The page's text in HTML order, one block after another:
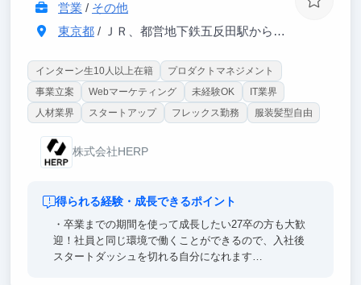
営業 / その他
東京都/ ＪＲ、都営地下鉄五反田駅から徒歩1分
インターン生10人以上在籍
プロダクトマネジメント
事業立案
Webマーケティング 未経験OK
IT業界
人材業界
スタートアップ フレックス勤務 服装髪型自由
株式会社HERP
得られる経験・成長できるポイント
・卒業までの期間を使って成長したい27卒の方も大歓
迎！社員と同じ環境で働くことができるので、入社後
スタートダッシュを切れる自分になれます